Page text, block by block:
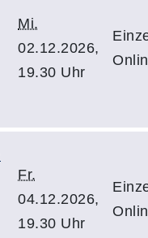
Mi.
02.12.2026,
19.30 Uhr
Fr.
04.12.2026,
19.30 Uhr